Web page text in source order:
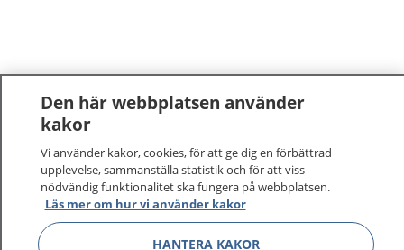
1177–tryggt om din hälsa och vård
Den här webbplatsen använder
kakor
Vi använder kakor, cookies, för att ge dig en förbättrad
upplevelse, sammanställa statistik och för att viss
nödvändig funktionalitet ska fungera på webbplatsen.
Läs mer om hur vi använder kakor
HANTERA KAKOR